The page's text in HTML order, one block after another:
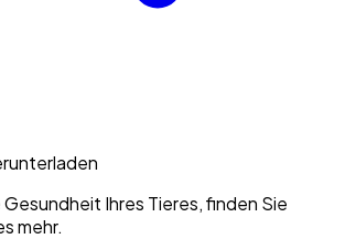
Ihres Tieres, finden Sie
mehr.